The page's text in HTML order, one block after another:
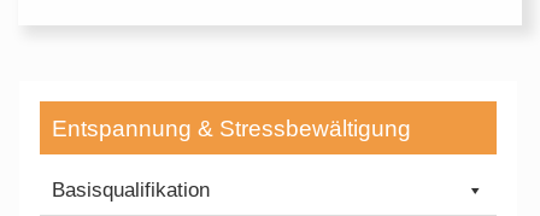
Entspannung & Stressbewältigung
Basisqualifikation